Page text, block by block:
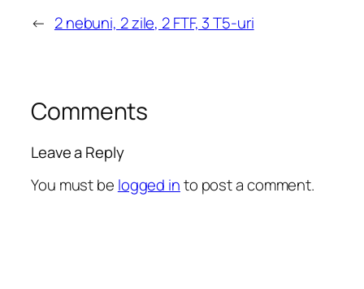
← 2 nebuni, 2 zile, 2 FTF, 3 T5-uri
Comments
Leave a Reply
You must be logged into post a comment.